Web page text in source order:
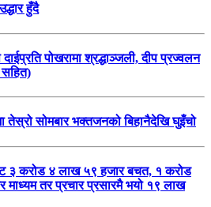
हुँदै
दाईप्रति पोखरामा श्रद्धाञ्जली, दीप प्रज्वलन
सहित)
तेस्रो सोमबार भक्तजनको बिहानैदेखि घुइँचो
३ करोड ४ लाख ५९ हजार बचत, १ करोड
माध्यम तर प्रचार प्रसारमै भयो १९ लाख